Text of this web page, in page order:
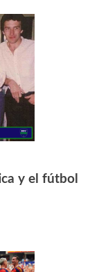
y el fútbol